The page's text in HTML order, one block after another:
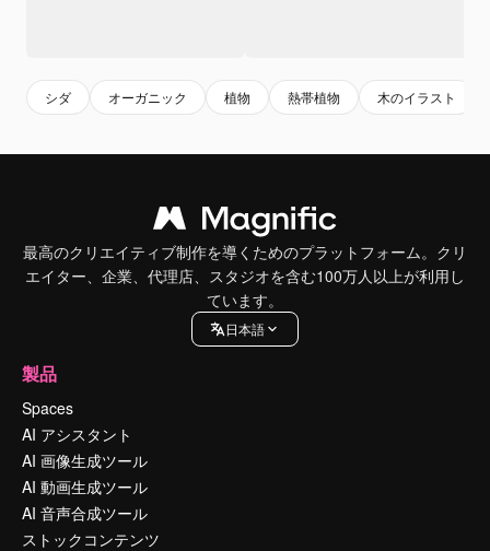
シダ オーガニック 植物 熱帯植物 木のイラスト
最高のクリエイティブ制作を導くためのプラットフォーム。クリ
エイター、企業、代理店、スタジオを含む100万人以上が利用し
ています。
日本語
製品
Spaces
AI アシスタント
AI 画像生成ツール
AI 動画生成ツール
AI 音声合成ツール
ストックコンテンツ